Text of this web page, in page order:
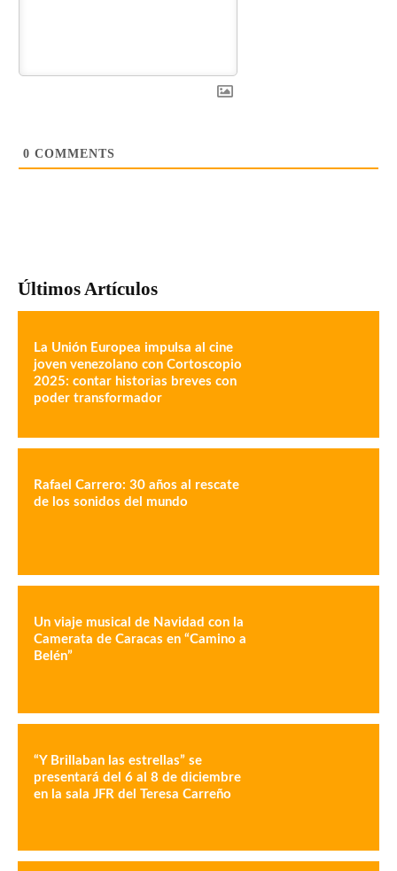
0 COMMENTS
Últimos Artículos
La Unión Europea impulsa al cine
joven venezolano con Cortoscopio
2025: contar historias breves con
poder transformador
Rafael Carrero: 30 años al rescate
de los sonidos del mundo
Un viaje musical de Navidad con la
Camerata de Caracas en “Camino a
Belén”
“Y Brillaban las estrellas” se
presentará del 6 al 8 de diciembre
en la sala JFR del Teresa Carreño